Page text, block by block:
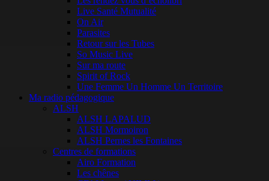
Live Santé Mutualité
On Air
Parasites
Retour sur les Tubes
So Music Live
Sur ma route
Spirit of Rock
Une Femme Un Homme Un Territoire
Ma radio pédagogique
ALSH
ALSH LAPALUD
ALSH Mormoiron
ALSH Pernes les Fontaines
Centres de formations
Airo Formation
Les chênes